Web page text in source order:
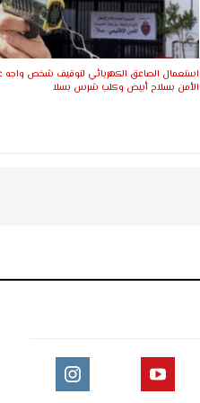
استعمال الصاعق الكهربائي لتوقيف شخص واجه
الأمن بسلاح أبيض وكلب شرس بسلا